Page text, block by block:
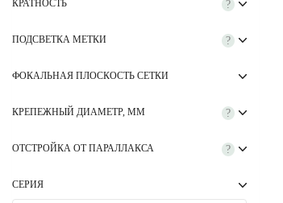
?
КРАТНОСТЬ
?
ПОДСВЕТКА МЕТКИ
ФОКАЛЬНАЯ ПЛОСКОСТЬ СЕТКИ
?
КРЕПЕЖНЫЙ ДИАМЕТР, ММ
?
ОТСТРОЙКА ОТ ПАРАЛЛАКСА
СЕРИЯ